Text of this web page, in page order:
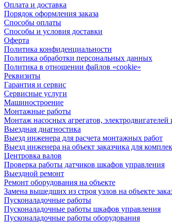
Оплата и доставка
Порядок оформления заказа
Способы оплаты
Способы и условия доставки
Оферта
Политика конфиденциальности
Политика обработки персональных данных
Политика в отношении файлов «cookie»
Реквизиты
Гарантия и сервис
Сервисные услуги
Машиностроение
Монтажные работы
Монтаж насосных агрегатов,
Выездная диагностика
Выезд инженера для расчета монтажных работ
Выезд инженера на объект заказчика для
Центровка валов
Проверка работы датчиков шкафов управления
Выездной ремонт
Ремонт оборудования на объекте
Замена вышедших из строя узлов на объекте
Пусконаладочные работы
Пусконаладочные работы шкафов управления
Пусконаладочные работы оборудования